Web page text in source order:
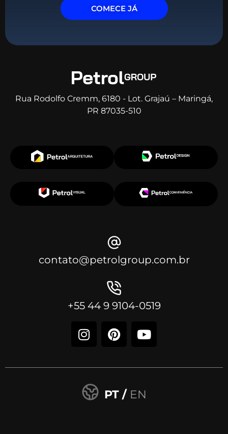
COMECE JÁ
Rua Rodolfo Cremm, 6180 - Lot. Grajaú – Maringá,
PR 87035-510
contato@petrolgroup.com.br
+55 44 9 9104-0519
PT / EN